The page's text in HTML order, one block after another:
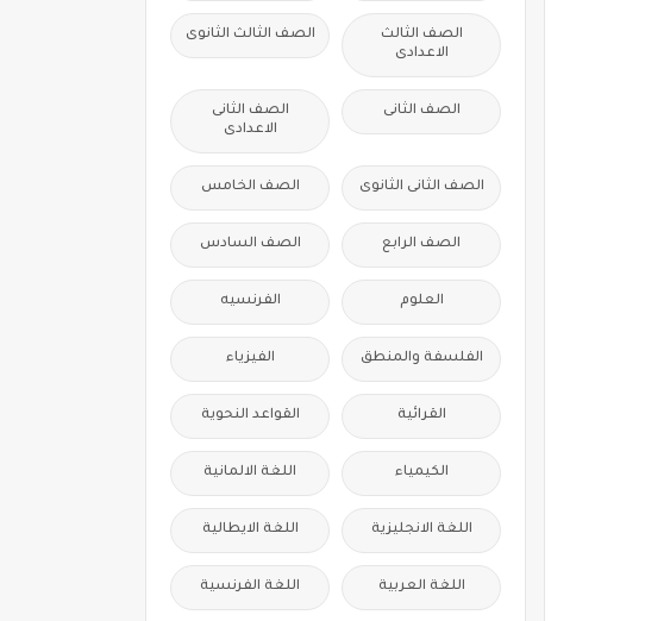
الصف الثالث
الاعدادى
الصف الثالث الثانوى
الصف الثانى
الصف الثانى
الاعدادى
الصف الثانى الثانوى الصف الخامس
الصف الرابع الصف السادس
العلوم الفرنسيه
الفلسفة والمنطق الفيزياء
القرائية القواعد النحوية
الكيمياء اللغة الالمانية
اللغة الانجليزية اللغة الايطالية
اللغة العربية اللغة الفرنسية